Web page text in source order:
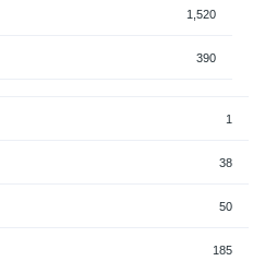
1,520
390
1
38
50
185